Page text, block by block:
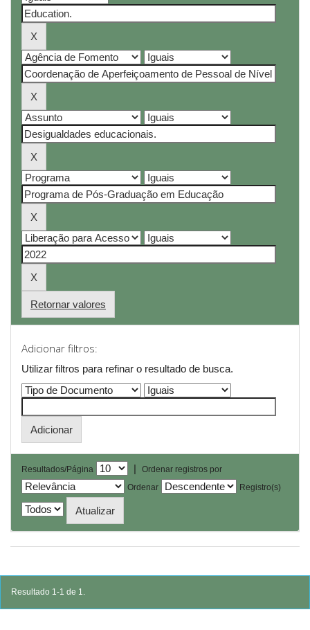
Retornar valores
Adicionar filtros:
Utilizar filtros para refinar o resultado de busca.
Resultados/Página |
Ordenar registros por
Ordenar
Registro(s)
Resultado 1-1 de 1.